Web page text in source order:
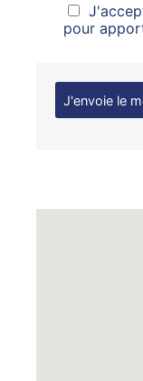
pour